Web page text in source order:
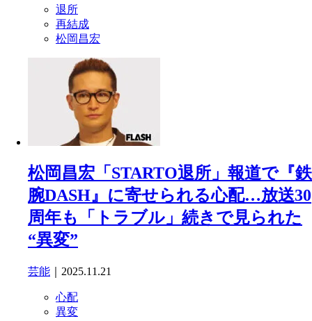
退所
再結成
松岡昌宏
松岡昌宏「STARTO退所」報道で『鉄
腕DASH』に寄せられる心配…放送30
周年も「トラブル」続きで見られた
“異変”
芸能 ｜2025.11.21
心配
異変